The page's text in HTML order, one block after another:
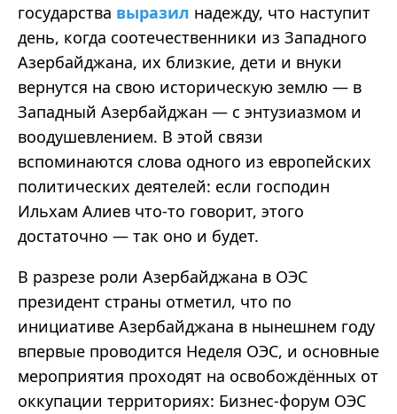
государства выразил надежду, что наступит
день, когда соотечественники из Западного
Азербайджана, их близкие, дети и внуки
вернутся на свою историческую землю — в
Западный Азербайджан — с энтузиазмом и
воодушевлением. В этой связи
вспоминаются слова одного из европейских
политических деятелей: если господин
Ильхам Алиев что-то говорит, этого
достаточно — так оно и будет.
В разрезе роли Азербайджана в ОЭС
президент страны отметил, что по
инициативе Азербайджана в нынешнем году
впервые проводится Неделя ОЭС, и основные
мероприятия проходят на освобождённых от
оккупации территориях: Бизнес-форум ОЭС